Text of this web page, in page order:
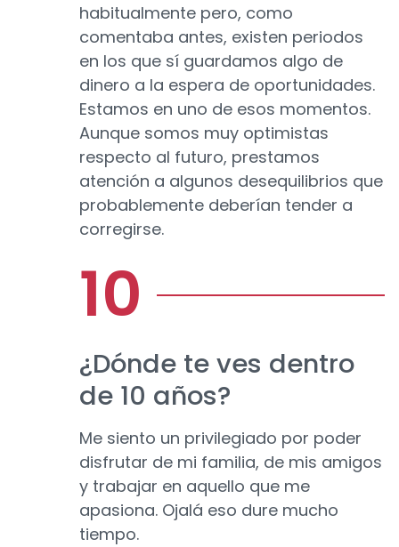
habitualmente pero, como
comentaba antes, existen periodos
en los que sí guardamos algo de
dinero a la espera de oportunidades.
Estamos en uno de esos momentos.
Aunque somos muy optimistas
respecto al futuro, prestamos
atención a algunos desequilibrios que
probablemente deberían tender a
corregirse.
¿Dónde te ves dentro
de 10 años?
Me siento un privilegiado por poder
disfrutar de mi familia, de mis amigos
y trabajar en aquello que me
apasiona. Ojalá eso dure mucho
tiempo.